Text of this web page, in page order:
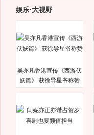
娱乐·大视野
吴亦凡香港宣传《西游伏
妖篇》 获徐导星爷称赞